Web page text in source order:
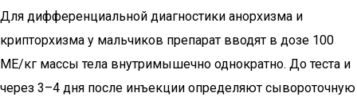
Для дифференциальной диагностики анорхизма и
крипторхизма у мальчиков препарат вводят в дозе 100
МЕ/кг массы тела внутримышечно однократно. До теста и
через 3–4 дня после инъекции определяют сывороточную